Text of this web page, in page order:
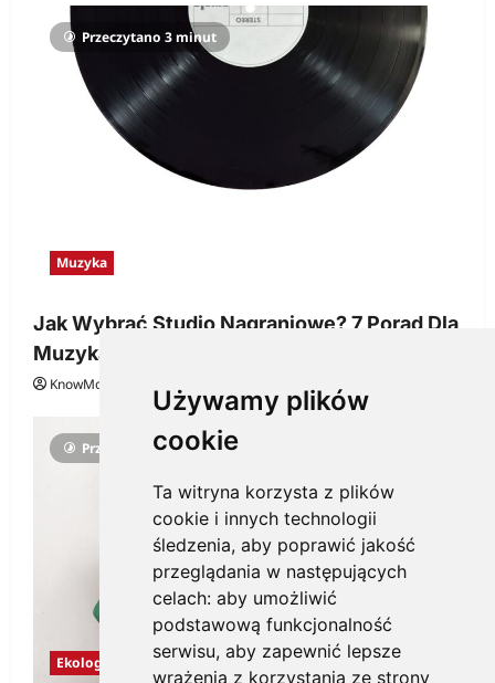
Używamy plików
cookie
Ta witryna korzysta z plików
cookie i innych technologii
śledzenia, aby poprawić jakość
przeglądania w następujących
celach: aby umożliwić
podstawową funkcjonalność
serwisu, aby zapewnić lepsze
wrażenia z korzystania ze strony
Przeczytano 3 minut
Muzyka
Jak Wybrać Studio Nagraniowe? 7 Porad Dla
Muzyka
KnowMore.pl
Przeczytano 3 minut
Ekologia